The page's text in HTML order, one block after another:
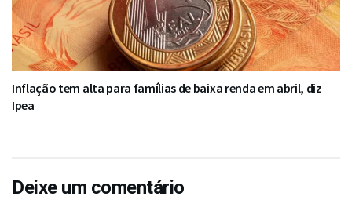
Inflação tem alta para famílias de baixa renda em abril, diz
Ipea
Deixe um comentário